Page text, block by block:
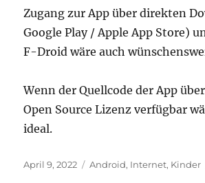
Zugang zur App über direkten
Google Play / Apple App Store)
F-Droid wäre auch
Wenn der Quellcode der App
Open Source Lizenz verfügbar
ideal.
Veröffentlicht
April 9, 2022 Kategorien
Android, Internet, Kinder